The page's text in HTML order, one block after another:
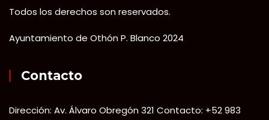
Todos los derechos son reservados.
Ayuntamiento de Othón P. Blanco 2024
Contacto
Dirección: Av. Álvaro Obregón 321 Contacto: +52 983